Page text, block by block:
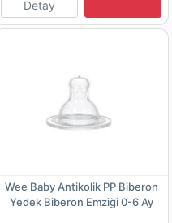
Detay
Wee Baby Antikolik PP Biberon
Yedek Biberon Emziği 0-6 Ay